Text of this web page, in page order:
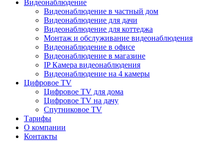
Видеонаблюдение
Видеонаблюдение в частный дом
Видеонаблюдение для дачи
Видеонаблюдение для коттеджа
Монтаж и обслуживание видеонаблюдения
Видеонаблюдение в офисе
Видеонаблюдение в магазине
IP Камера видеонаблюдения
Видеонаблюдение на 4 камеры
Цифровое TV
Цифровое TV для дома
Цифровое TV на дачу
Спутниковое TV
Тарифы
О компании
Контакты